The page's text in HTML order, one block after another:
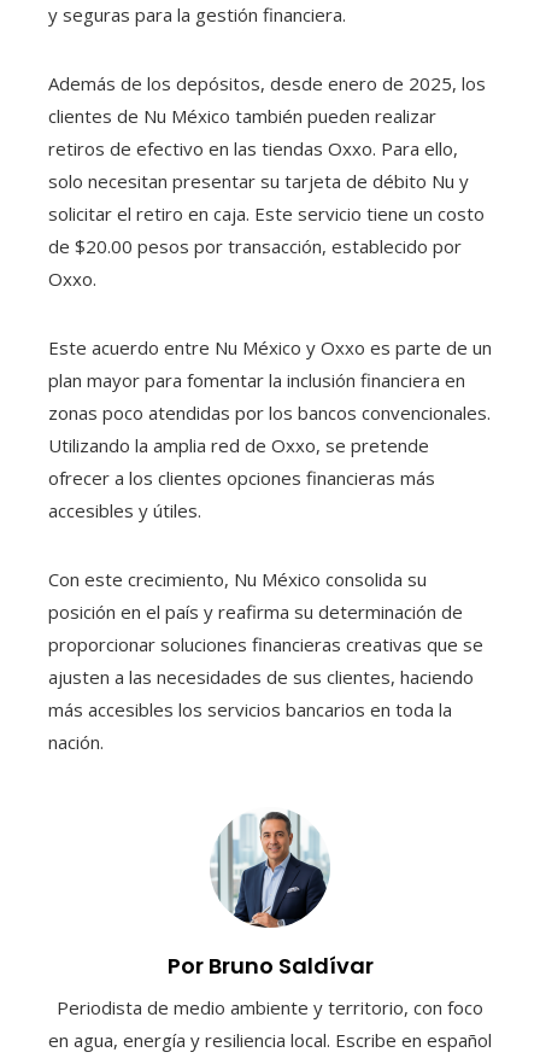
y seguras para la gestión financiera.
Además de los depósitos, desde enero de 2025, los
clientes de Nu México también pueden realizar
retiros de efectivo en las tiendas Oxxo. Para ello,
solo necesitan presentar su tarjeta de débito Nu y
solicitar el retiro en caja. Este servicio tiene un costo
de $20.00 pesos por transacción, establecido por
Oxxo.
Este acuerdo entre Nu México y Oxxo es parte de un
plan mayor para fomentar la inclusión financiera en
zonas poco atendidas por los bancos convencionales.
Utilizando la amplia red de Oxxo, se pretende
ofrecer a los clientes opciones financieras más
accesibles y útiles.
Con este crecimiento, Nu México consolida su
posición en el país y reafirma su determinación de
proporcionar soluciones financieras creativas que se
ajusten a las necesidades de sus clientes, haciendo
más accesibles los servicios bancarios en toda la
nación.
Por Bruno Saldívar
Periodista de medio ambiente y territorio, con foco
en agua, energía y resiliencia local. Escribe en español